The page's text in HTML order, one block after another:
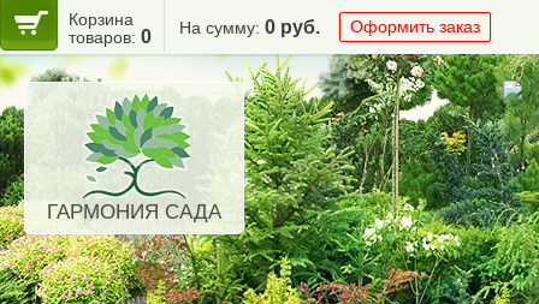
Корзина
товаров: 0 На сумму: 0 руб. Оформить заказ
ГАРМОНИЯ САДА